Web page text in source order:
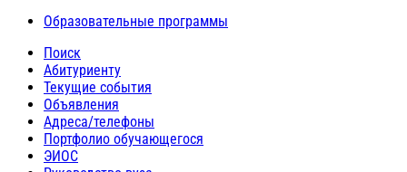
Образовательные программы
Поиск
Абитуриенту
Текущие события
Объявления
Адреса/телефоны
Портфолио обучающегося
ЭИОС